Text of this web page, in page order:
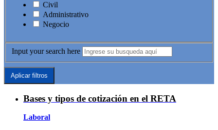
Civil
Administrativo
Negocio
Input your search here
Bases y tipos de cotización en el RETA
Laboral